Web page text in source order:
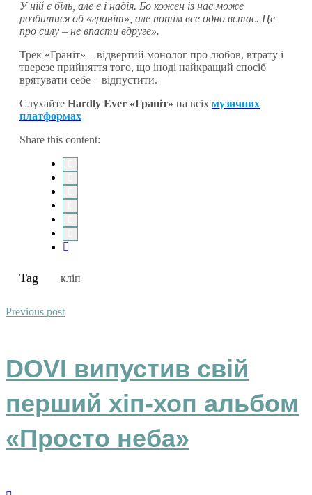
У ній є біль, але є і надія. Бо кожен із нас може
розбитися об «граніт», але потім все одно встає. Це
про силу – не впасти вдруге».
Трек «Граніт» – відвертий монолог про любов, втрату і
тверезе прийняття того, що іноді найкращий спосіб
врятувати себе – відпустити.
Слухайте Hardly Ever «Граніт» на всіх музичних
платформах
Share this content:
Tag кліп
Previous post
DOVI випустив свій
перший хіп-хоп альбом
«Просто неба»